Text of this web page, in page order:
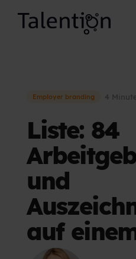
Employer branding 4
Liste: 84
und
auf